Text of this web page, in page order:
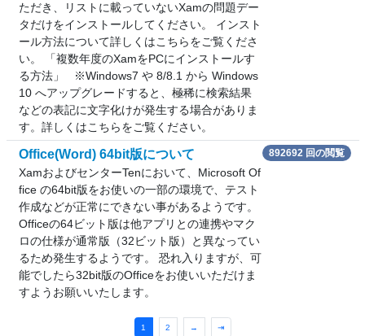
ただき、リストに載っていないXamの問題デー
タだけをインストールしてください。 インスト
ール方法について詳しくはこちらをご覧くださ
い。 「複数年度のXamをPCにインストールす
る方法」 ※Windows7 や 8/8.1 から Windows
10 へアップグレードすると、極稀に検索結果
などの表記に文字化けが発生する場合がありま
す。詳しくはこちらをご覧ください。
Office(Word) 64bit版について
XamおよびセンターTenにおいて、Microsoft Of
fice の64bit版をお使いの一部の環境で、テスト
作成などが正常にできない事があるようです。
Officeの64ビット版は他アプリとの連携やマク
ロの仕様が通常版（32ビット版）と異なってい
るため発生するようです。 恐れ入りますが、可
能でしたら32bit版のOfficeをお使いいただけま
すようお願いいたします。
892692 回の閲覧
1 2 → ⇥